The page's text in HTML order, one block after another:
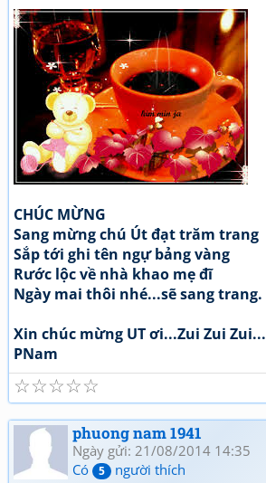
CHÚC MỪNG
Sang mừng chú Út đạt trăm trang
Sắp tới ghi tên ngự bảng vàng
Rước lộc về nhà khao mẹ đĩ
Ngày mai thôi nhé...sẽ sang trang.
Xin chúc mừng UT ơi...Zui Zui Zui...
PNam
☆
☆
☆
☆
☆
phuong nam 1941
Ngày gửi: 21/08/2014 14:35
Có
5 người thích